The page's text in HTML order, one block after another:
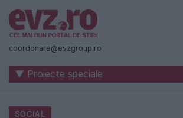
Știri
naționale
internaționale
coordonare@evzgroup.ro
▼ Proiecte speciale
SOCIAL